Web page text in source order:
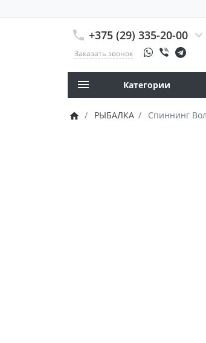
+375 (29) 335-20-00
Заказать звонок
Категории
РЫБАЛКА Спиннинг